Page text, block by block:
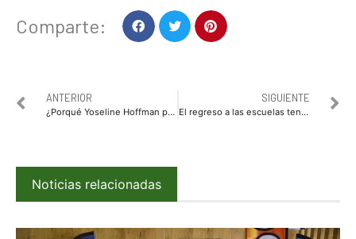
Comparte:
ANTERIOR
¿Porqué Yoseline Hoffman podría ir a prisión?
SIGUIENTE
El regreso a las escuelas tendrá que ser gradual y de manera voluntaria: JAML
Noticias relacionadas